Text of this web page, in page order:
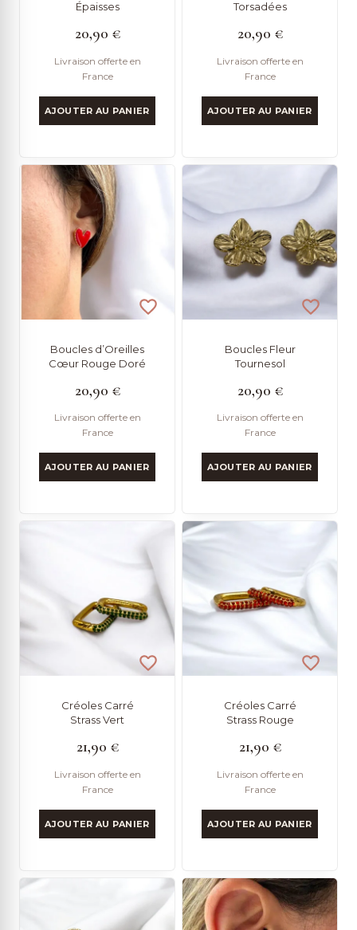
Épaisses
20,90 €
Livraison offerte en
France
AJOUTER AU PANIER
Torsadées
20,90 €
Livraison offerte en
France
AJOUTER AU PANIER
Boucles d’Oreilles
Cœur Rouge Doré
20,90 €
Livraison offerte en
France
AJOUTER AU PANIER
Boucles Fleur
Tournesol
20,90 €
Livraison offerte en
France
AJOUTER AU PANIER
Créoles Carré
Strass Vert
21,90 €
Livraison offerte en
France
AJOUTER AU PANIER
Créoles Carré
Strass Rouge
21,90 €
Livraison offerte en
France
AJOUTER AU PANIER